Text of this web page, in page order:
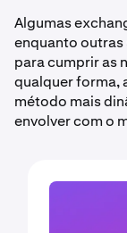
Algumas
enquanto
para cumprir as
qualquer forma,
método mais
envolver com o